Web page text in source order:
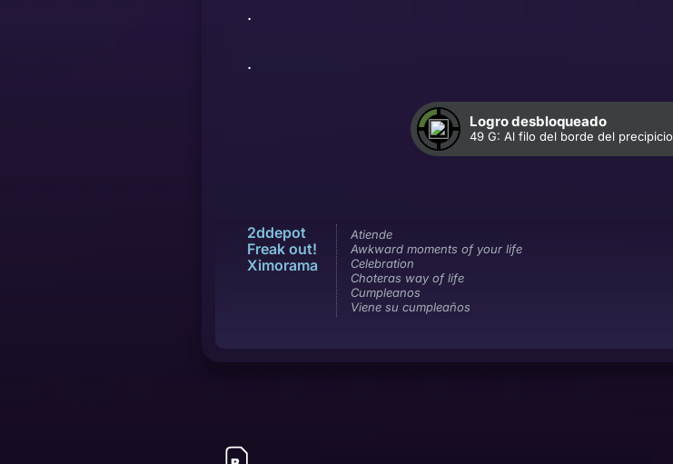
.
.
Logro desbloqueado
49 G: Al filo del borde del precipicio
2ddepot
Freak out!
Ximorama
Atiende
Awkward moments of your life
Celebration
Choteras way of life
Cumpleanos
Viene su cumpleaños